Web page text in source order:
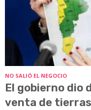
NO SALIÓ EL NEGOCIO
El gobierno dio
venta de